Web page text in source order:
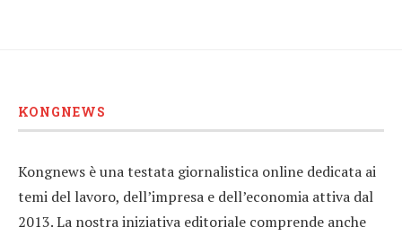
KONGNEWS
Kongnews è una testata giornalistica online dedicata ai
temi del lavoro, dell’impresa e dell’economia attiva dal
2013. La nostra iniziativa editoriale comprende anche